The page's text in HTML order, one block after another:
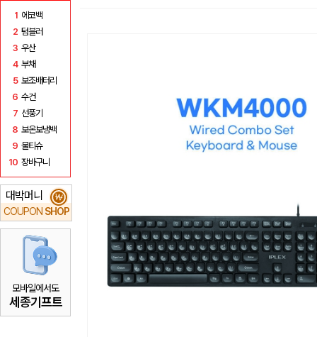
1 에코백
2 텀블러
3 우산
4 부채
5 보조배터리
6 수건
7 선풍기
8 보온보냉백
9 물티슈
10 장바구니
대박머니
COUPON SHOP
₩
모바일에서도
세종기프트